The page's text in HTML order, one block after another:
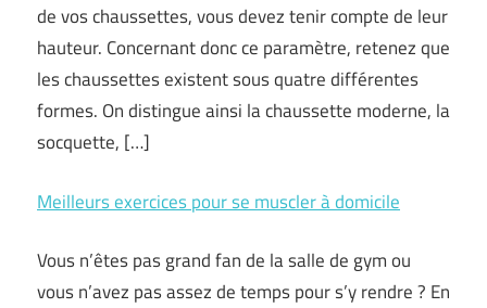
de vos chaussettes, vous devez tenir compte de leur
hauteur. Concernant donc ce paramètre, retenez que
les chaussettes existent sous quatre différentes
formes. On distingue ainsi la chaussette moderne, la
socquette, […]
Meilleurs exercices pour se muscler à domicile
Vous n’êtes pas grand fan de la salle de gym ou
vous n’avez pas assez de temps pour s’y rendre ? En